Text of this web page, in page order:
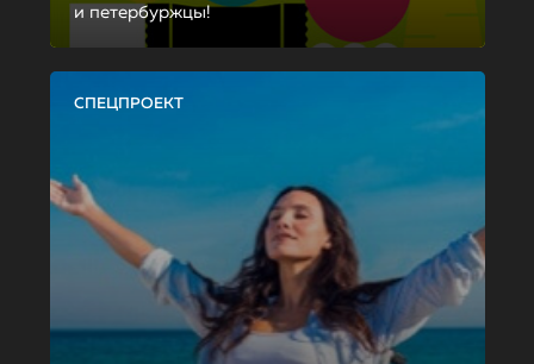
и петербуржцы!
СПЕЦПРОЕКТ